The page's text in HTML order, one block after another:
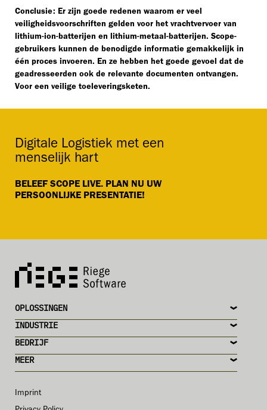
Conclusie: Er zijn goede redenen waarom er veel
veiligheidsvoorschriften gelden voor het vrachtvervoer van
lithium-ion-batterijen en lithium-metaal-batterijen. Scope-
gebruikers kunnen de benodigde informatie gemakkelijk in
één proces invoeren. En ze hebben het goede gevoel dat de
geadresseerden ook de relevante documenten ontvangen.
Voor een veilige toeleveringsketen.
BELEEF SCOPE LIVE. PLAN NU UW
PERSOONLIJKE PRESENTATIE!
Digitale Logistiek met een
menselijk hart
MEER
BEDRIJF
INDUSTRIE
OPLOSSINGEN
Imprint